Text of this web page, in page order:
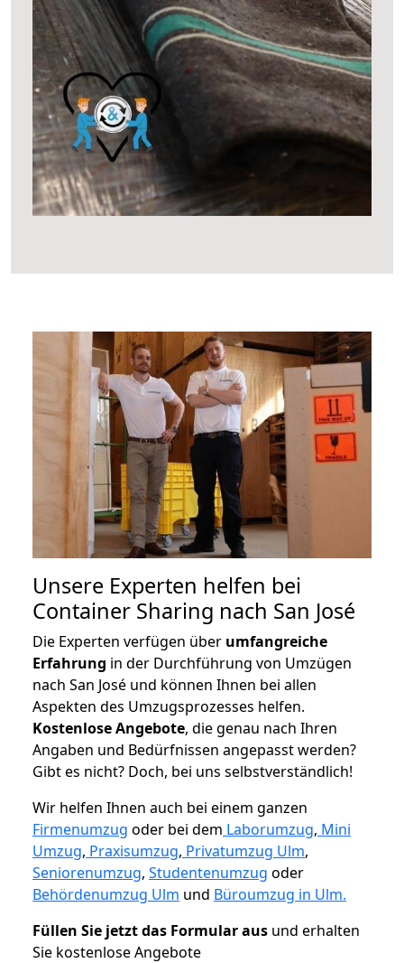
Unsere Experten helfen bei
Container Sharing nach San José
Die Experten verfügen über umfangreiche
Erfahrung in der Durchführung von Umzügen
nach San José und können Ihnen bei allen
Aspekten des Umzugsprozesses helfen.
Kostenlose Angebote, die genau nach Ihren
Angaben und Bedürfnissen angepasst werden?
Gibt es nicht? Doch, bei uns selbstverständlich!
Wir helfen Ihnen auch bei einem ganzen
Firmenumzug oder bei dem Laborumzug, Mini
Umzug, Praxisumzug, Privatumzug Ulm,
Seniorenumzug, Studentenumzug oder
Behördenumzug Ulm und Büroumzug in Ulm.
Füllen Sie jetzt das Formular aus und erhalten
Sie kostenlose Angebote